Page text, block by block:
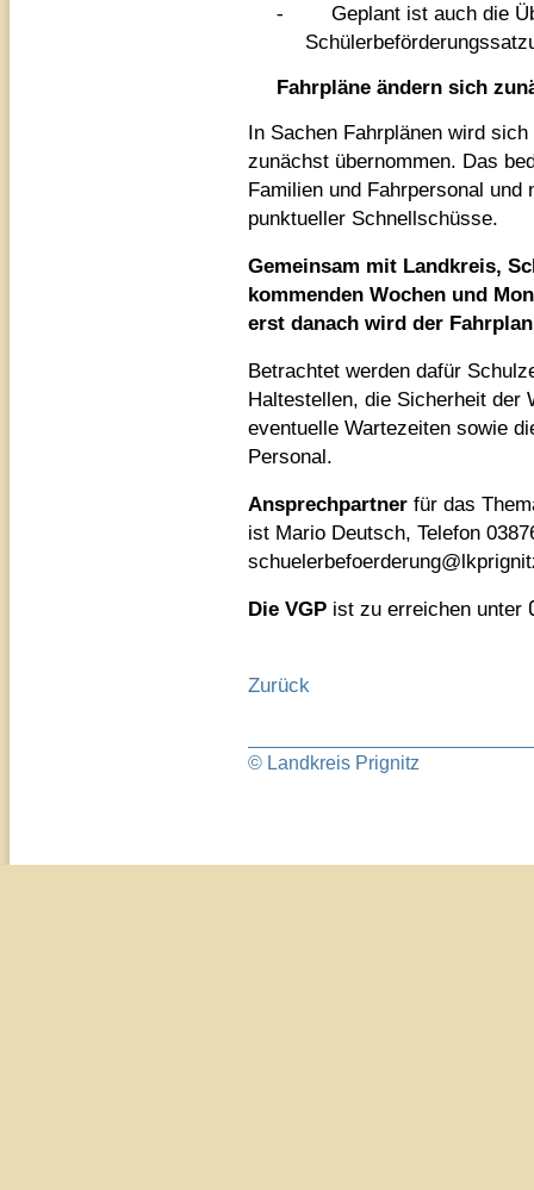
-
Geplant ist auch die
Fahrpläne ändern sich
In Sachen Fahrplänen wird
zunächst übernommen. Das
Familien und Fahrpersonal
punktueller Schnellschüsse.
Gemeinsam mit Landkreis,
kommenden Wochen und
erst danach wird der
Betrachtet werden dafür
Haltestellen, die Sicherheit der
eventuelle Wartezeiten sowie
Personal.
Ansprechpartner für das
ist Mario Deutsch, Telefon
Die VGP ist zu erreichen unter
Zurück
© Landkreis Prignitz